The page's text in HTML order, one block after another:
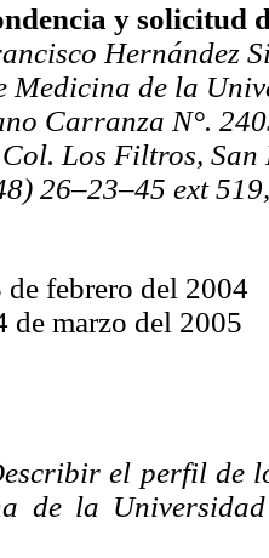
y solicitud
Hernández
Medicina de la
Carranza N°.
Los Filtros, San
26–23–45 ext
febrero del 2004
de marzo del 2005
el perfil de
de la